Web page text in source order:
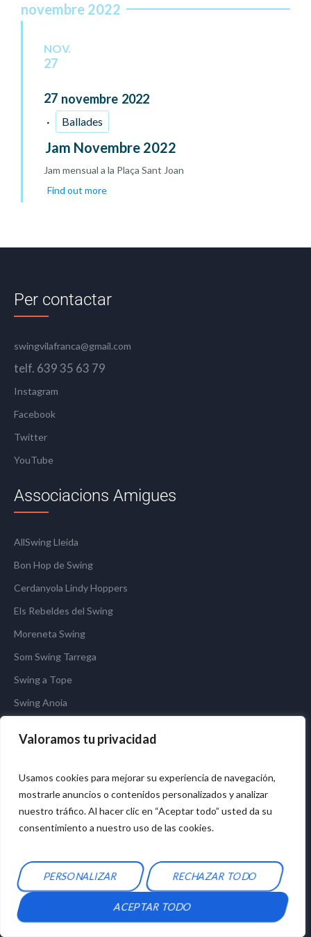
Valoramos tu privacidad
Usamos cookies para mejorar su experiencia de navegación,
mostrarle anuncios o contenidos personalizados y analizar
nuestro tráfico. Al hacer clic en “Aceptar todo” usted da su
consentimiento a nuestro uso de las cookies.
PERSONALIZAR RECHAZAR TODO
ACEPTAR TODO
novembre 2022
NOV.
27
27 novembre 2022
Ballades
Jam Novembre 2022
Jam mensual a la Plaça Sant Joan
Find out more
Per contactar
swingvilafranca@gmail.com
telf. 639 35 63 79
Instagram
Facebook
Twitter
YouTube
Associacions Amigues
AllSwing Lleida
Bon Hop de Swing
Cerdanyola Lindy Hoppers
Els Rebeldes del Swing
Moreneta Swing
Som Swing Tarrega
Swing a Tope
Swing Anoia
We Swing Pirineu
2023 © Swing Vilafranca. Aprén a ballar Swing. Avís legal